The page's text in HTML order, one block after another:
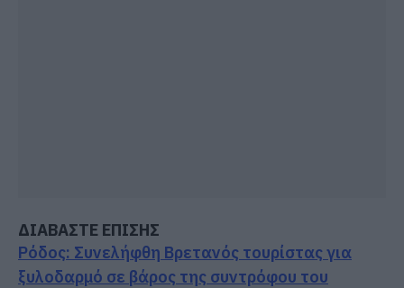
ΔΙΑΒΑΣΤΕ ΕΠΙΣΗΣ
Ρόδος: Συνελήφθη Βρετανός τουρίστας για
ξυλοδαρμό σε βάρος της συντρόφου του